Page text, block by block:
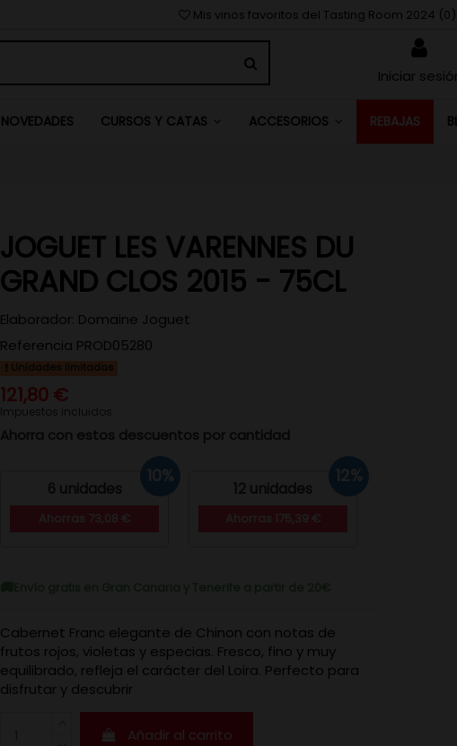
Mis vinos favoritos del Tasting Room 2024 (0)
Iniciar
NOVEDADES CURSOS Y CATAS ACCESORIOS REBAJAS
JOGUET LES VARENNES DU
GRAND CLOS 2015 - 75CL
Elaborador: Domaine Joguet
Referencia PROD05280
Unidades limitadas
121,80 €
Impuestos incluidos
Ahorra con estos descuentos por cantidad
6 unidades
10%
12 unidades
12%
Cabernet Franc elegante de Chinon con notas de
frutos rojos, violetas y especias. Fresco, fino y muy
equilibrado, refleja el carácter del Loira. Perfecto para
disfrutar y descubrir
Añadir al carrito